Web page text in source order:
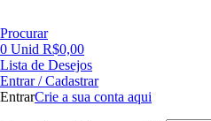
Procurar
0 Unid R$0,00
Lista de Desejos
Entrar / Cadastrar
EntrarCrie a sua conta aqui